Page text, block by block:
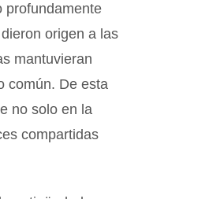
profundamente
origen a las
mantuvieran
común. De esta
no solo en la
compartidas